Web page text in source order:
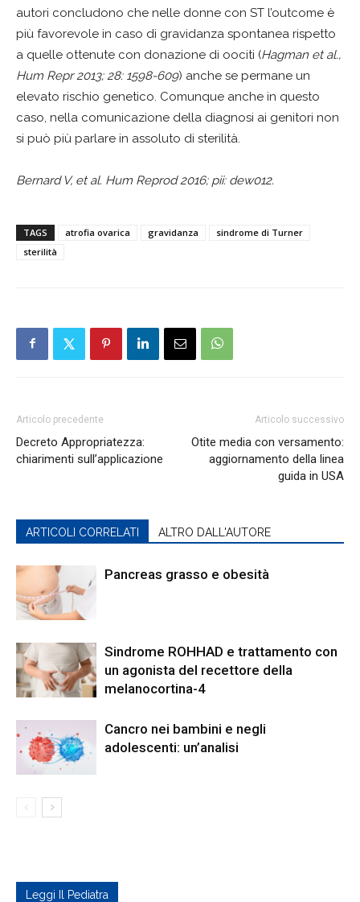
autori concludono che nelle donne con ST l’outcome è
più favorevole in caso di gravidanza spontanea rispetto
a quelle ottenute con donazione di oociti (Hagman et al.,
Hum Repr 2013; 28: 1598-609) anche se permane un
elevato rischio genetico. Comunque anche in questo
caso, nella comunicazione della diagnosi ai genitori non
si può più parlare in assoluto di sterilità.
Bernard V, et al. Hum Reprod 2016; pii: dew012.
TAGS atrofia ovarica gravidanza
sindrome di Turner
sterilità
Articolo precedente
Decreto Appropriatezza:
chiarimenti sull’applicazione
Articolo successivo
Otite media con versamento:
aggiornamento della linea
guida in USA
ARTICOLI CORRELATI ALTRO DALL'AUTORE
Pancreas grasso e obesità
Sindrome ROHHAD e trattamento con
un agonista del recettore della
melanocortina-4
Cancro nei bambini e negli
adolescenti: un’analisi
Leggi Il Pediatra